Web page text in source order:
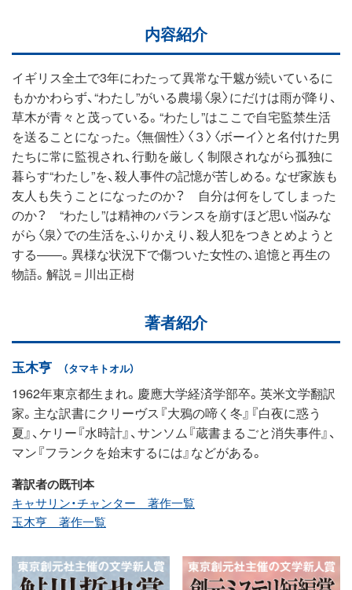
内容紹介
イギリス全土で3年にわたって異常な干魃が続いているに
もかかわらず、“わたし”がいる農場〈泉〉にだけは雨が降り、
草木が青々と茂っている。“わたし”はここで自宅監禁生活
を送ることになった。〈無個性〉〈３〉〈ボーイ〉と名付けた男
たちに常に監視され、行動を厳しく制限されながら孤独に
暮らす“わたし”を、殺人事件の記憶が苦しめる。なぜ家族も
友人も失うことになったのか？ 自分は何をしてしまった
のか？ “わたし”は精神のバランスを崩すほど思い悩みな
がら〈泉〉での生活をふりかえり、殺人犯をつきとめようと
する――。異様な状況下で傷ついた女性の、追憶と再生の
物語。解説＝川出正樹
著者紹介
玉木亨 （タマキトオル）
1962年東京都生まれ。慶應大学経済学部卒。英米文学翻訳
家。主な訳書にクリーヴス『大鴉の啼く冬』『白夜に惑う
夏』、ケリー『水時計』、サンソム『蔵書まるごと消失事件』、
マン『フランクを始末するには』などがある。
著訳者の既刊本
キャサリン・チャンター 著作一覧
玉木亨 著作一覧